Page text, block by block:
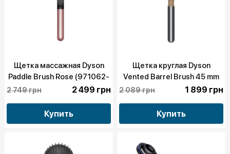
Щетка массажная Dyson
Paddle Brush Rose (971062-
2 749 грн 2 499 грн
Купить
Щетка круглая Dyson
Vented Barrel Brush 45 mm
Black/Nickel (971055-01)
2 089 грн 1 899 грн
Купить